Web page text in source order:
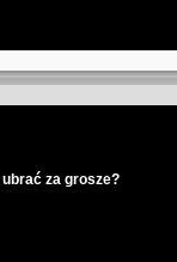
za grosze?